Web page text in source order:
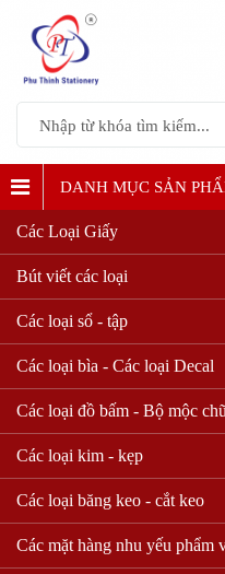
DANH MỤC SẢN
Các Loại Giấy
Bút viết các loại
Các loại sổ - tập
Các loại bìa - Các loại Decal
Các loại đồ bấm - Bộ mộc
Các loại kim - kẹp
Các loại băng keo - cắt keo
Các mặt hàng nhu yếu phẩm
BĂNG KEO,
BĂNG KEO GIẤY 5F